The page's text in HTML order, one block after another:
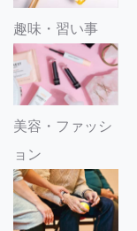
趣味・習い事
美容・ファッシ
ョン